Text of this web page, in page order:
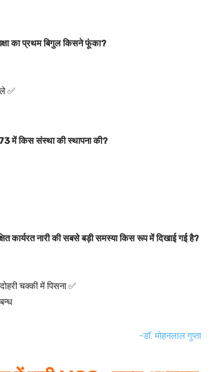
का प्रथम बिगुल किसने फूंका?
✅
में किस संस्था की स्थापना की?
कार्यरत नारी की सबसे बड़ी समस्या किस रूप में दिखाई गई है?
चक्की में पिसना ✅
-डॉ. मोहनलाल गुप्ता